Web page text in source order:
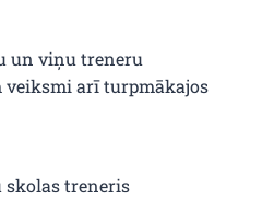
un viņu treneru
veiksmi arī turpmākajos
treneris